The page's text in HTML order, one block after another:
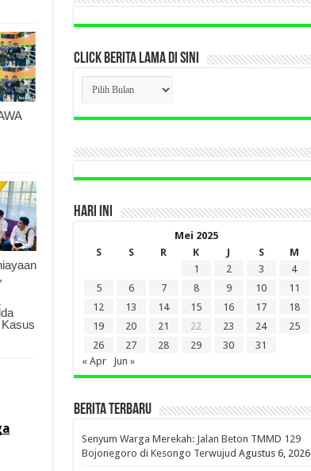
CLICK BERITA LAMA DI SINI
CLICK
BERITA
LAMA
DI
HARI INI
Mei 2025
S
S R K J S
M
1
2 3
4
5
6 7 8 9 10
11
12
13 14 15 16 17
18
19
20 21 22 23 24
25
26
27 28 29 30
31
« Apr
Jun »
BERITA TERBARU
Senyum Warga Merekah: Jalan Beton TMMD 129
Bojonegoro di Kesongo Terwujud Agustus 6, 2026